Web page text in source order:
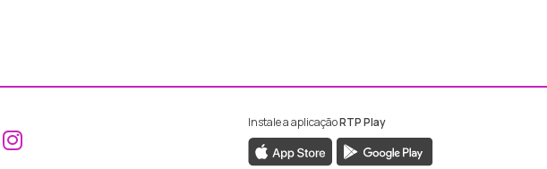
Aceder ao Facebook da RTP Madeira
Aceder ao Instagram da RTP Madeira
Instale a aplicaçãoRTP Play